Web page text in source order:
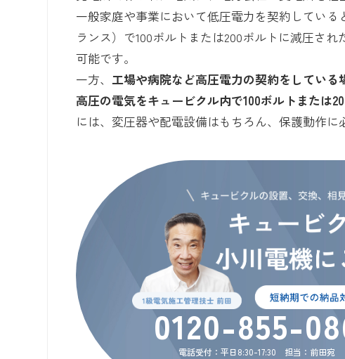
一般家庭や事業において低圧電力を契約してい
ランス）で100ボルトまたは200ボルトに減圧さ
可能です。
一方、 工場や病院など高圧電力の契約をしてい
高圧の電気をキュービクル内で100ボルトまたは
には、変圧器や配電設備はもちろん、保護動作に
0120-855-
電話受付：平日8:30-17:30 担当：前田宛